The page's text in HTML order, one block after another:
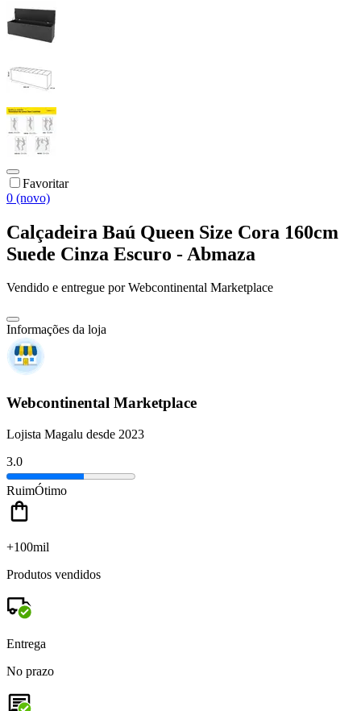
Favoritar
0 (novo)
Calçadeira Baú Queen Size Cora 160cm
Suede Cinza Escuro - Abmaza
Vendido e entregue por Webcontinental Marketplace
Informações da loja
Webcontinental Marketplace
Lojista Magalu desde 2023
3.0
RuimÓtimo
+100mil
Produtos vendidos
Entrega
No prazo